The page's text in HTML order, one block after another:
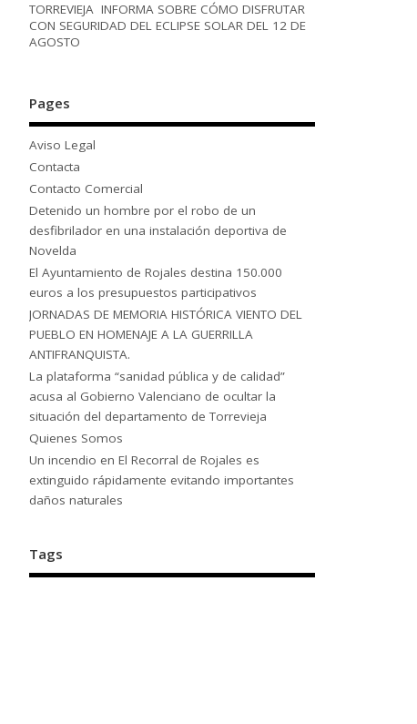
TORREVIEJA INFORMA SOBRE CÓMO DISFRUTAR
CON SEGURIDAD DEL ECLIPSE SOLAR DEL 12 DE
AGOSTO
Pages
Aviso Legal
Contacta
Contacto Comercial
Detenido un hombre por el robo de un
desfibrilador en una instalación deportiva de
Novelda
El Ayuntamiento de Rojales destina 150.000
euros a los presupuestos participativos
JORNADAS DE MEMORIA HISTÓRICA VIENTO DEL
PUEBLO EN HOMENAJE A LA GUERRILLA
ANTIFRANQUISTA.
La plataforma “sanidad pública y de calidad”
acusa al Gobierno Valenciano de ocultar la
situación del departamento de Torrevieja
Quienes Somos
Un incendio en El Recorral de Rojales es
extinguido rápidamente evitando importantes
daños naturales
Tags